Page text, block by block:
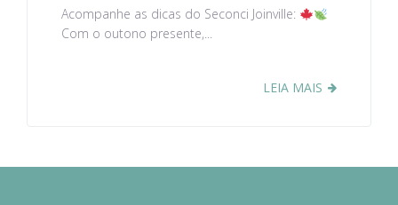
Acompanhe as dicas do Seconci Joinville:
Com o outono presente,...
LEIA MAIS